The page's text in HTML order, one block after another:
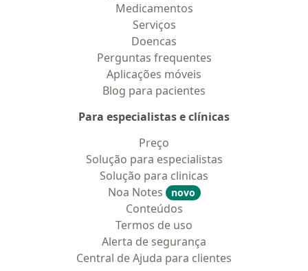
Medicamentos
Serviços
Doencas
Perguntas frequentes
Aplicações móveis
Blog para pacientes
Para especialistas e clínicas
Preço
Solução para especialistas
Solução para clinicas
Noa Notes
novo
Conteúdos
Termos de uso
Alerta de segurança
Central de Ajuda para clientes